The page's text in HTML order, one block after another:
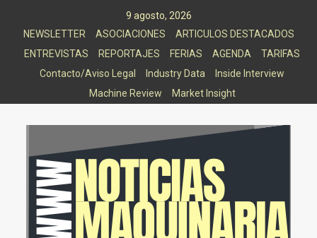
9 agosto, 2026
NEWSLETTER
ASOCIACIONES
ARTICULOS DESTACADOS
ENTREVISTAS
REPORTAJES FERIAS AGENDA
TARIFAS
Contacto/Aviso Legal
Industry Data
Inside Interview
Machine Review
Market Insight